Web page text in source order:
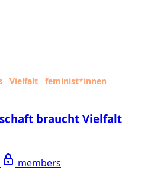
Vielfalt
feminist*innen
braucht Vielfalt
members